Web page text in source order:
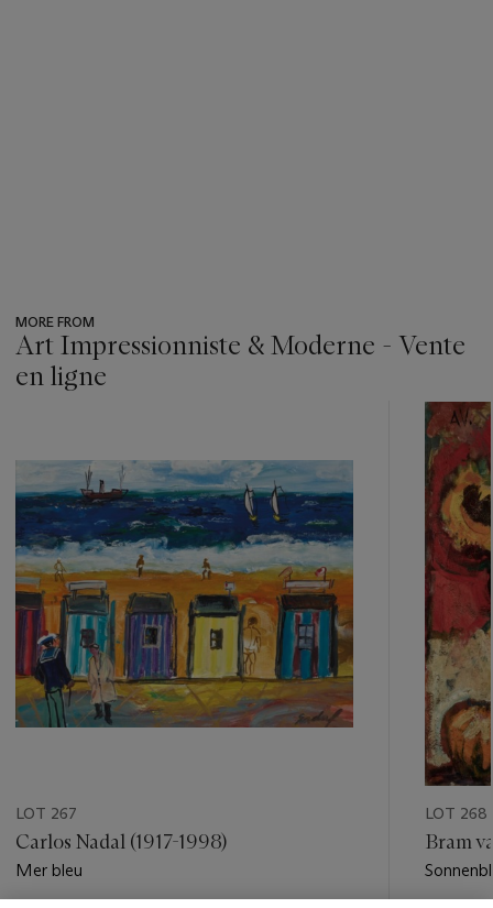
MORE FROM
Art Impressionniste & Moderne - Vente
en ligne
LOT 267
Carlos Nadal (1917-1998)
Mer bleu
LOT 268
Bram